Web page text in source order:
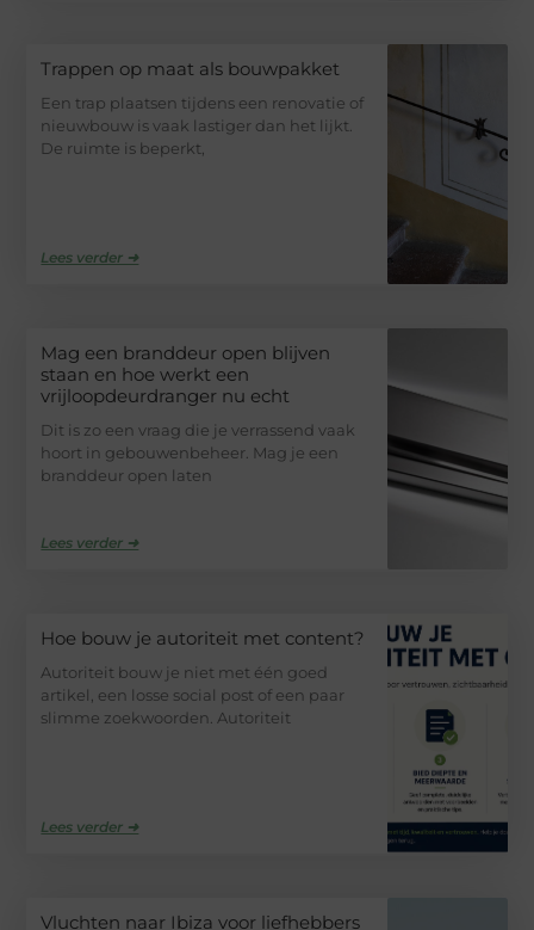
Trappen op maat als bouwpakket
Een trap plaatsen tijdens een renovatie of
nieuwbouw is vaak lastiger dan het lijkt.
De ruimte is beperkt,
Lees verder ➜
Mag een branddeur open blijven
staan en hoe werkt een
vrijloopdeurdranger nu echt
Dit is zo een vraag die je verrassend vaak
hoort in gebouwenbeheer. Mag je een
branddeur open laten
Lees verder ➜
Hoe bouw je autoriteit met content?
Autoriteit bouw je niet met één goed
artikel, een losse social post of een paar
slimme zoekwoorden. Autoriteit
Lees verder ➜
Vluchten naar Ibiza voor liefhebbers